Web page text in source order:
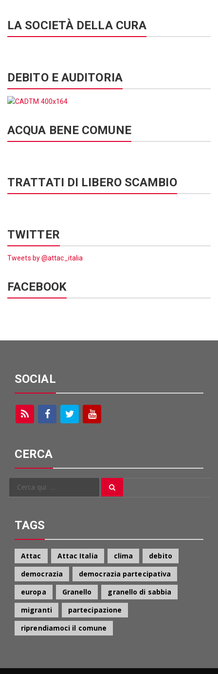
LA SOCIETÀ DELLA CURA
DEBITO E AUDITORIA
ACQUA BENE COMUNE
TRATTATI DI LIBERO SCAMBIO
TWITTER
Tweets by @attac_italia
FACEBOOK
SOCIAL
CERCA
Cerca
TAGS
Attac Attac Italia clima
debito
democrazia
democrazia partecipativa
europa
Granello
granello di sabbia
migranti
partecipazione
riprendiamoci il comune